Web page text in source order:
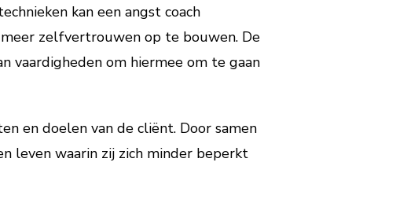
kan een angst coach
zelfvertrouwen op te bouwen. De
vaardigheden om hiermee om te gaan
en doelen van de cliënt. Door samen
leven waarin zij zich minder beperkt